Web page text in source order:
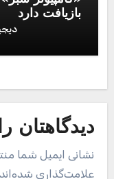
بازیافت دارد
دیدگاهتان
نشانی ایمیل شما
علامت‌گذاری شده‌اند